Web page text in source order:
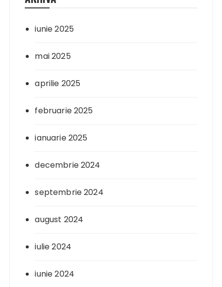
iunie 2025
mai 2025
aprilie 2025
februarie 2025
ianuarie 2025
decembrie 2024
septembrie 2024
august 2024
iulie 2024
iunie 2024